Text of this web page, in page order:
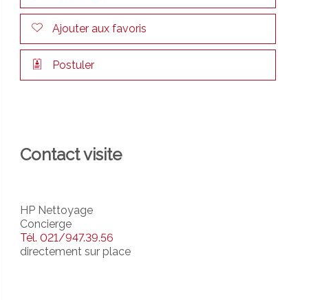
Ajouter aux favoris
Postuler
Contact visite
HP Nettoyage
Concierge
Tél. 021/947.39.56
directement sur place